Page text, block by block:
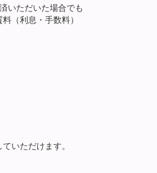
いただいた場合でも
（利息・手数料）
いただけます。